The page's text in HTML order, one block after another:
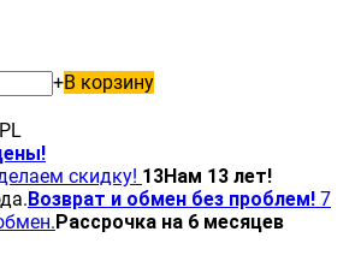
+В корзину
скидку! 13Нам 13 лет!
Возврат и обмен без проблем! 7
Рассрочка на 6 месяцев